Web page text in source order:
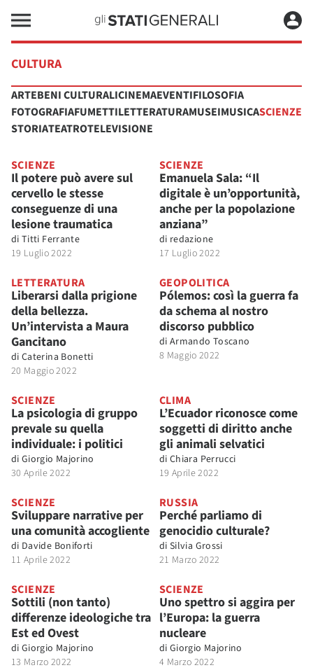
CULTURA
ARTEBENI CULTURALICINEMAEVENTIFILOSOFIA
FOTOGRAFIAFUMETTILETTERATURAMUSEIMUSICASCIENZE
STORIATEATROTELEVISIONE
SCIENZE
Il potere può avere sul
cervello le stesse
conseguenze di una
lesione traumatica
di Titti Ferrante
19 Luglio 2022
SCIENZE
Emanuela Sala: “Il
digitale è un’opportunità,
anche per la popolazione
anziana”
di redazione
17 Luglio 2022
LETTERATURA
Liberarsi dalla prigione
della bellezza.
Un’intervista a Maura
Gancitano
di Caterina Bonetti
20 Maggio 2022
GEOPOLITICA
Pólemos: così la guerra fa
da schema al nostro
discorso pubblico
di Armando Toscano
8 Maggio 2022
SCIENZE
La psicologia di gruppo
prevale su quella
individuale: i politici
di Giorgio Majorino
30 Aprile 2022
CLIMA
L’Ecuador riconosce come
soggetti di diritto anche
gli animali selvatici
di Chiara Perrucci
19 Aprile 2022
SCIENZE
Sviluppare narrative per
una comunità accogliente
di Davide Boniforti
11 Aprile 2022
RUSSIA
Perché parliamo di
genocidio culturale?
di Silvia Grossi
21 Marzo 2022
SCIENZE
Sottili (non tanto)
differenze ideologiche tra
Est ed Ovest
di Giorgio Majorino
13 Marzo 2022
SCIENZE
Uno spettro si aggira per
l’Europa: la guerra
nucleare
di Giorgio Majorino
4 Marzo 2022